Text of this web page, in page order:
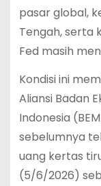
pasar global,
Tengah, serta
Fed masih
Kondisi ini
Aliansi Badan
Indonesia
sebelumnya
uang kertas
(5/6/2026)